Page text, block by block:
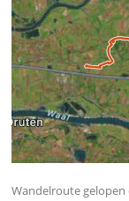
Wandelroute gelopen